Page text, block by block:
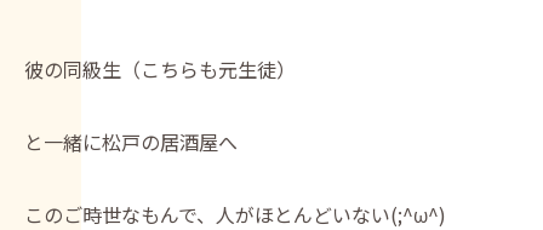
彼の同級生（こちらも元生徒）
と一緒に松戸の居酒屋へ
このご時世なもんで、人がほとんどいない(;^ω^)